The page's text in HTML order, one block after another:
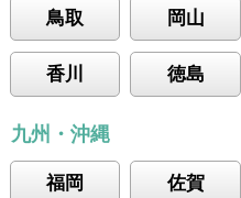
鳥取 岡山
香川 徳島
九州・沖縄
福岡 佐賀